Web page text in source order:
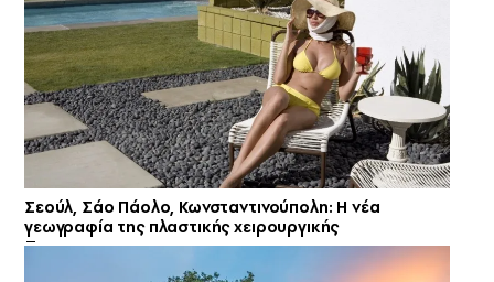
Σεούλ, Σάο Πάολο, Κωνσταντινούπολη: Η νέα
γεωγραφία της πλαστικής χειρουργικής